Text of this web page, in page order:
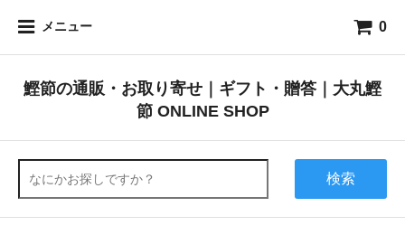
メニュー 0
鰹節の通販・お取り寄せ｜ギフト・贈答｜大丸鰹
節 ONLINE SHOP
検索